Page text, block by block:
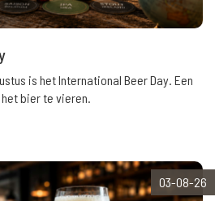
is het International Beer Day. Een
bier te vieren.
03-08-26